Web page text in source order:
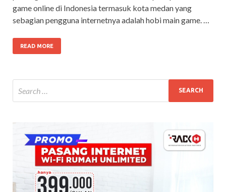
game online di Indonesia termasuk kota medan yang
sebagian pengguna internetnya adalah hobi main game. …
READ MORE